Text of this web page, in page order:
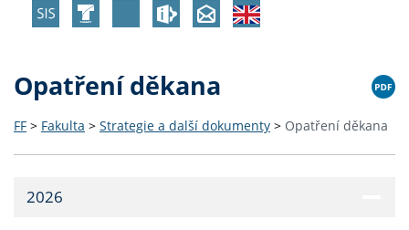
Opatření děkana
FF > Fakulta > Strategie a další dokumenty > Opatření děkana
2026